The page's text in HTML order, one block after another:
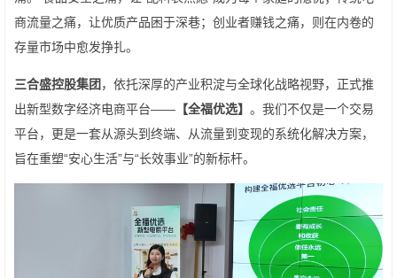
商流量之痛，让优质产品困于深巷；创业者赚钱之痛，则在内卷的
存量市场中愈发挣扎。
三合盛控股集团 ，依托深厚的产业积淀与全球化战略视野，正式推
出新型数字经济电商平台—— 【全福优选】 。我们不仅是一个交易
平台，更是一套从源头到终端、从流量到变现的系统化解决方案，
旨在重塑“安心生活”与“长效事业”的新标杆。